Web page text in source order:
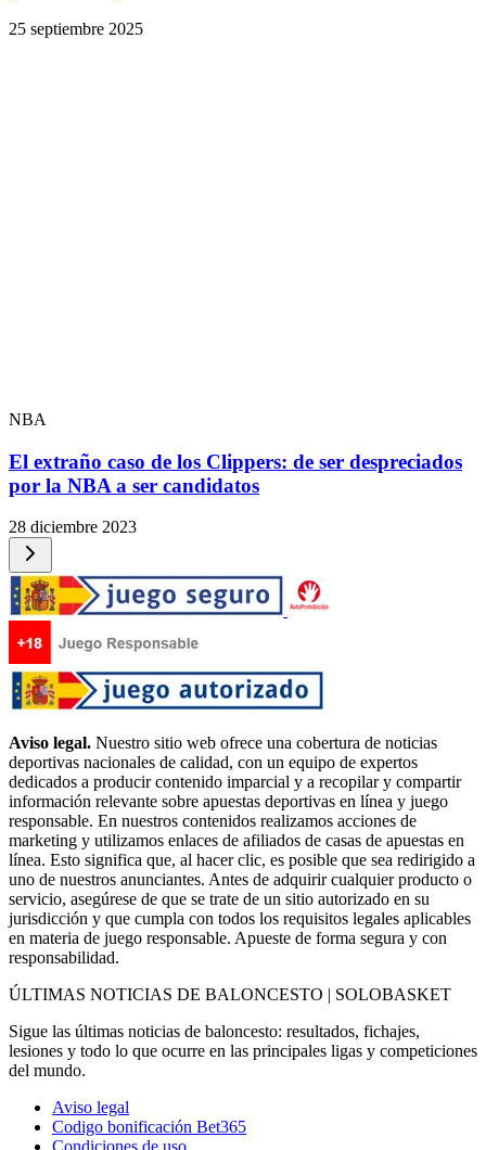
25 septiembre 2025
NBA
El extraño caso de los Clippers: de ser despreciados
por la NBA a ser candidatos
28 diciembre 2023
Aviso legal. Nuestro sitio web ofrece una cobertura de noticias
deportivas nacionales de calidad, con un equipo de expertos
dedicados a producir contenido imparcial y a recopilar y compartir
información relevante sobre apuestas deportivas en línea y juego
responsable. En nuestros contenidos realizamos acciones de
marketing y utilizamos enlaces de afiliados de casas de apuestas en
línea. Esto significa que, al hacer clic, es posible que sea redirigido a
uno de nuestros anunciantes. Antes de adquirir cualquier producto o
servicio, asegúrese de que se trate de un sitio autorizado en su
jurisdicción y que cumpla con todos los requisitos legales aplicables
en materia de juego responsable. Apueste de forma segura y con
responsabilidad.
ÚLTIMAS NOTICIAS DE BALONCESTO | SOLOBASKET
Sigue las últimas noticias de baloncesto: resultados, fichajes,
lesiones y todo lo que ocurre en las principales ligas y competiciones
del mundo.
Aviso legal
Codigo bonificación Bet365